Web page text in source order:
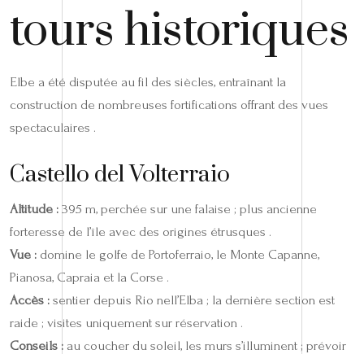
tours historiques
Elbe a été disputée au fil des siècles, entraînant la
construction de nombreuses fortifications offrant des vues
spectaculaires .
Castello del Volterraio
Altitude : 395 m, perchée sur une falaise ; plus ancienne
forteresse de l’île avec des origines étrusques .
Vue : domine le golfe de Portoferraio, le Monte Capanne,
Pianosa, Capraia et la Corse .
Accès : sentier depuis Rio nell’Elba ; la dernière section est
raide ; visites uniquement sur réservation .
Conseils : au coucher du soleil, les murs s’illuminent ; prévoir